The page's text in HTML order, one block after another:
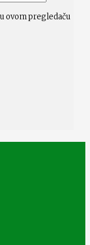
ovom pregledaču